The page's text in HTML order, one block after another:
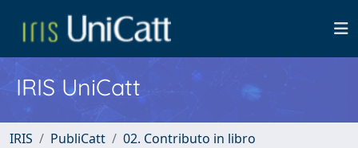
IRIS UniCatt
IRIS PubliCatt
02. Contributo in libro